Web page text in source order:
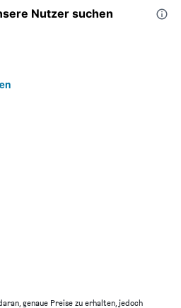
Nutzer suchen
genaue Preise zu erhalten, jedoch